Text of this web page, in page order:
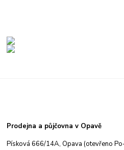
Prodejna a půjčovna v Opavě
Písková 666/14A, Opava (otevřeno